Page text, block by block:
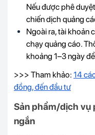
Nếu được phê
chiến dịch quảng
Ngoài ra, tài khoản
chạy quảng cáo.
khoảng 1–3 ngày
>>> Tham khảo: 14
đồng, đến đầu tư
Sản phẩm/dịch vụ
ngắn